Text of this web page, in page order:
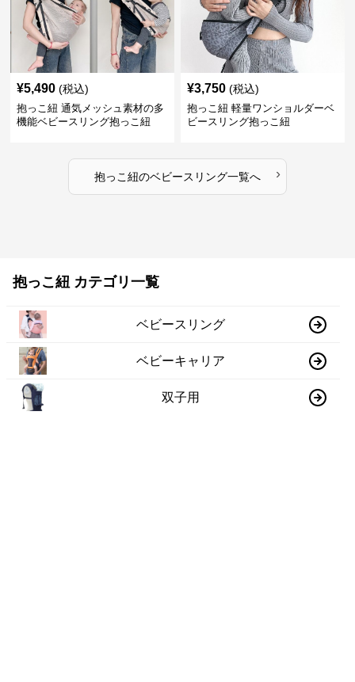
¥5,490 (税込)
抱っこ紐 通気メッシュ素材の多
機能ベビースリング抱っこ紐
¥3,750 (税込)
抱っこ紐 軽量ワンショルダーベ
ビースリング抱っこ紐
抱っこ紐のベビースリング一覧へ ›
抱っこ紐 カテゴリ一覧
ベビースリング
ベビーキャリア
双子用